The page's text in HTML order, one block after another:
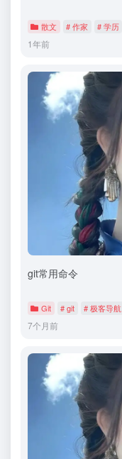
散文 # 作家 # 学历
1年前
git常用命令
Git # git # 极客导航
7个月前